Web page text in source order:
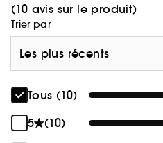
(10 avis sur le produit)
Trier par
Les plus récents
Tous (10)
5
(10)